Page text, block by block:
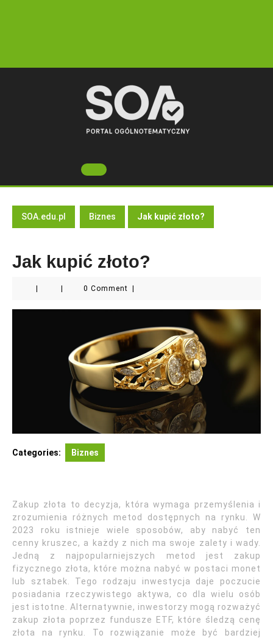
Open
Button
SOA.edu.pl Biznes Jak kupić złoto?
Jak kupić złoto?
0 Comment
Categories: Biznes
Zakup złota to decyzja, która wymaga przemyślenia i
zrozumienia różnych metod dostępnych na rynku. W
2023 roku istnieje wiele sposobów, aby nabyć ten
cenny kruszec, a każdy z nich ma swoje zalety i wady.
Jedną z najpopularniejszych metod jest zakup
fizycznego złota, które można nabyć w postaci monet
lub sztabek. Tego rodzaju inwestycja daje poczucie
posiadania rzeczywistego aktywa, co dla wielu osób
jest istotne. Alternatywnie, inwestorzy mogą rozważyć
zakup złota poprzez fundusze ETF, które śledzą cenę
złota na rynku. To rozwiązanie może być bardziej